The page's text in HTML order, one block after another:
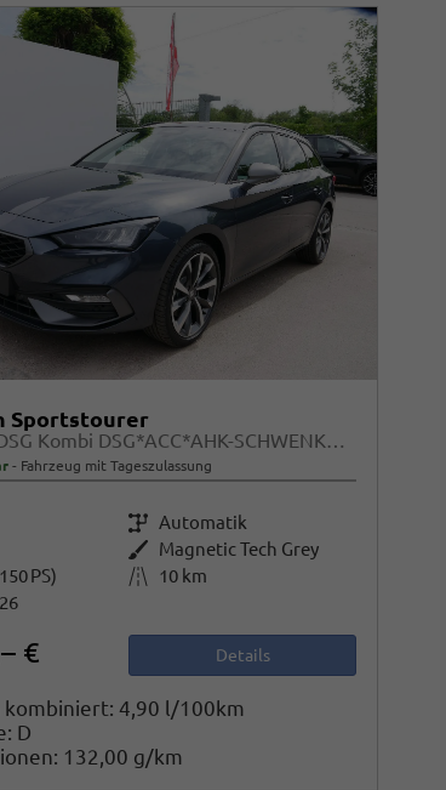
Sportstourer
FR 2.0 TDI DSG Kombi DSG*ACC*AHK-SCHWENKBAR*NAVI*RFK*FULL LINK*TRAVEL ASSIST*
Fahrzeug mit Tageszulassung
GetriebeAutomatik
Außenfarbe Magnetic Tech Grey
PS) Kilometerstand 10 km
€ Details
kombiniert: 4,90 l/100km
D
132,00 g/km